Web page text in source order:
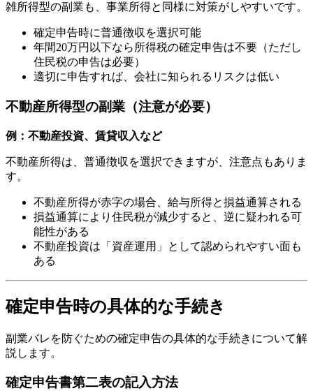
雑所得型の副業も、事業所得と同様に対策がしやすいです。
確定申告時に普通徴収を選択可能
年間20万円以下なら所得税の確定申告は不要（ただし
住民税の申告は必要）
適切に申告すれば、会社に知られるリスクは低い
不動産所得型の副業（注意が必要）
例：不動産投資、賃貸収入など
不動産所得は、普通徴収を選択できますが、注意点もありま
す。
不動産所得が赤字の場合、給与所得と損益通算される
損益通算により住民税が減少すると、逆に疑われる可
能性がある
不動産投資は「資産運用」として認められやすい面も
ある
確定申告時の具体的な手続き
副業バレを防ぐための確定申告の具体的な手続きについて解
説します。
確定申告書第二表の記入方法